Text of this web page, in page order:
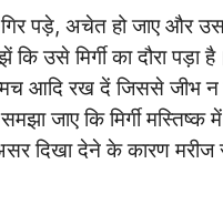
पड़े, अचेत हो जाए और
उसे मिर्गी का दौरा पड़ा
आदि रख दें जिससे जीभ
जाए कि मिर्गी मस्तिष्क
दिखा देने के कारण मरीज